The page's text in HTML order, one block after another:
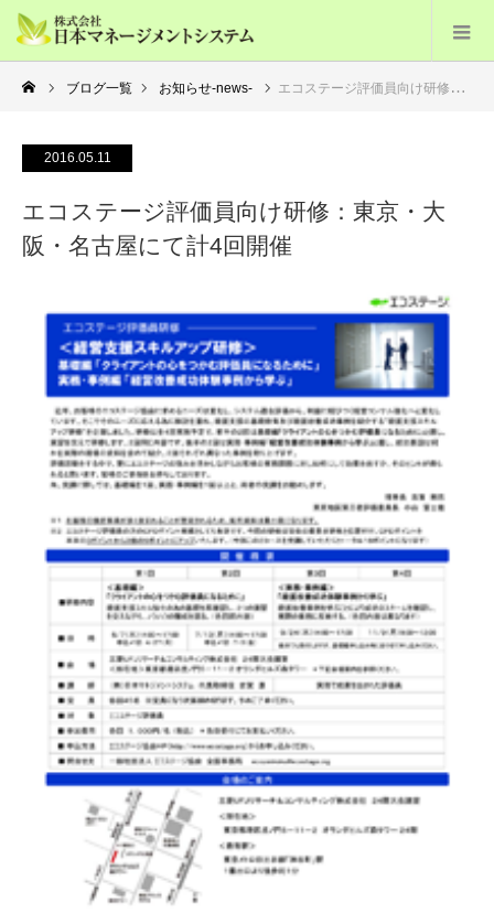
ブログ一覧 お知らせ-news- エコステージ評価員向け研修：東京・大阪・名古屋にて計4回開催
2016.05.11
エコステージ評価員向け研修：東京・大
阪・名古屋にて計4回開催